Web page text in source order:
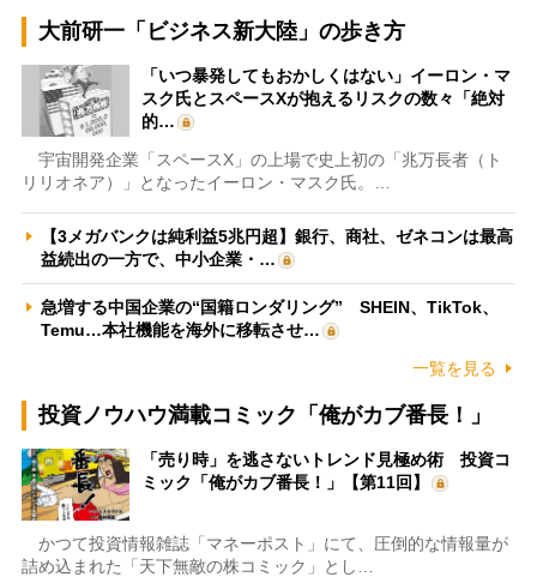
大前研一「ビジネス新大陸」の歩き方
「いつ暴発してもおかしくはない」イーロン・マ
スク氏とスペースXが抱えるリスクの数々「絶対
的…
宇宙開発企業「スペースX」の上場で史上初の「兆万長者（ト
リリオネア）」となったイーロン・マスク氏。…
【3メガバンクは純利益5兆円超】銀行、商社、ゼネコンは最高
益続出の一方で、中小企業・…
急増する中国企業の“国籍ロンダリング” SHEIN、TikTok、
Temu…本社機能を海外に移転させ…
一覧を見る
投資ノウハウ満載コミック「俺がカブ番長！」
「売り時」を逃さないトレンド見極め術 投資コ
ミック「俺がカブ番長！」【第11回】
かつて投資情報雑誌「マネーポスト」にて、圧倒的な情報量が
詰め込まれた「天下無敵の株コミック」とし…